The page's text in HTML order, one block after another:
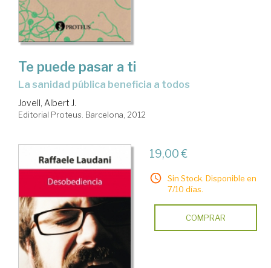
Te puede pasar a ti
la sanidad pública beneficia a todos
Jovell, Albert J.
Editorial Proteus. Barcelona, 2012
19,00 €
Sin Stock. Disponible en
7/10 días.
COMPRAR